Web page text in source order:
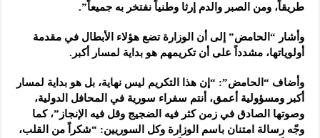
طريقاً، ومن الصبر والدم إرثا وطنياً نفتخر به جميعاً”.
وأشار “الحامض” إلى أن الوزارة تضع هؤلاء الأبطال في مقدمة
أولوياتها، مشدداً على أن تكريمهم هو بداية لمسار أكبر.
وأضاف “الحامض”: “إن هذا التكريم ليس نهاية، بل هو بداية لمسار
أكبر ومسؤولية أعمق، أنتم سفراء سورية في المحافل الدولية،
وصوتها الصادق في زمن كثر فيه الضجيج وقل فيه الإنجاز”، كما
وجّه رسالة امتنان باسم الوزارة وكل السوريين: “شكراً من القلب،